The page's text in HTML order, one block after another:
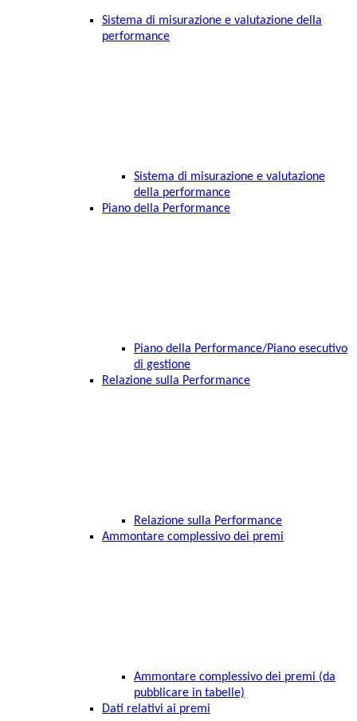
Sistema di misurazione e valutazione della
performance
Sistema di misurazione e valutazione
della performance
Piano della Performance
Piano della Performance/Piano esecutivo
di gestione
Relazione sulla Performance
Relazione sulla Performance
Ammontare complessivo dei premi
Ammontare complessivo dei premi (da
pubblicare in tabelle)
Dati relativi ai premi